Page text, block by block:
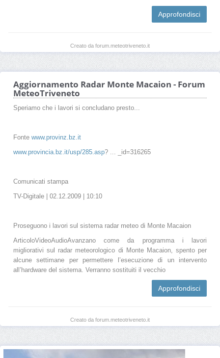
Approfondisci
Creato da forum.meteotriveneto.it
Aggiornamento Radar Monte Macaion - Forum
MeteoTriveneto
Speriamo che i lavori si concludano presto...
Fonte www.provinz.bz.it
www.provincia.bz.it/usp/285.asp? ... _id=316265
Comunicati stampa
TV-Digitale | 02.12.2009 | 10:10
Proseguono i lavori sul sistema radar meteo di Monte Macaion
ArticoloVideoAudioAvanzano come da programma i lavori
migliorativi sul radar meteorologico di Monte Macaion, spento per
alcune settimane per permettere l’esecuzione di un intervento
all’hardware del sistema. Verranno sostituiti il vecchio
Approfondisci
Creato da forum.meteotriveneto.it